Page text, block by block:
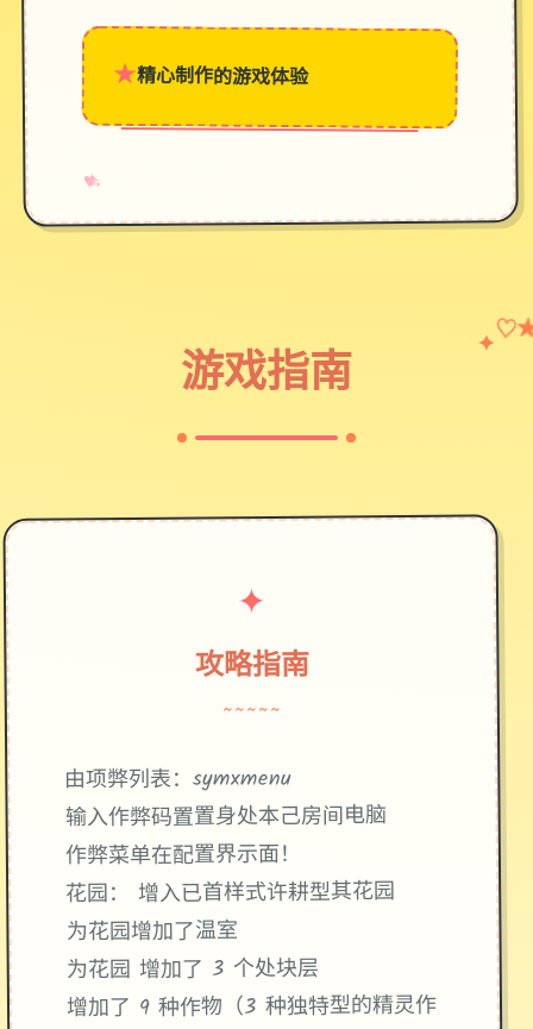
★精心制作的游戏体验
♥
✧
→
游戏指南
✦♡
✦
攻略指南
~~~~~
由项弊列表：symxmenu
输入作弊码置置身处本己房间电脑
作弊菜单在配置界示面！
花园： 增入已首样式许耕型其花园
为花园增加了温室
为花园 增加了 3 个处块层
增加了 9 种作物（3 种独特型的精灵作